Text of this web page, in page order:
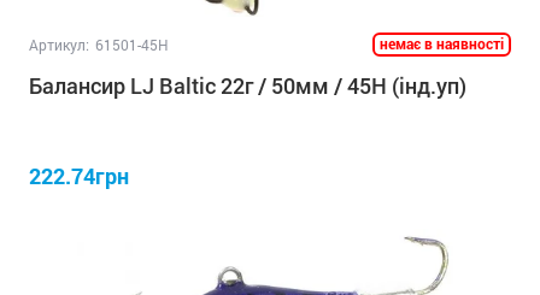
Артикул: 61501-45H немає в наявності
Балансир LJ Baltic 22г / 50мм / 45H (інд.уп)
222.74грн